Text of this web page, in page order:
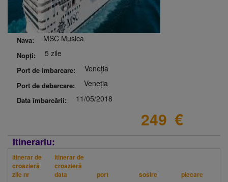
Nava: MSC Musica
Nopți: 5 zile
Port de imbarcare: Veneția
Port de debarcare: Veneția
Data îmbarcării: 11/05/2018
249 €
Itinerariu:
itinerar de
croazieră
zile nr
itinerar de
croazieră
data
port sosire plecare